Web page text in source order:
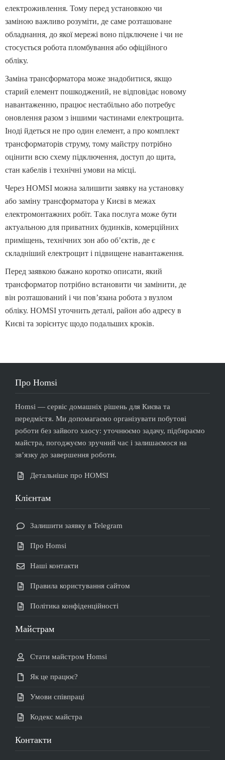
електроживлення. Тому перед установкою чи
заміною важливо розуміти, де саме розташоване
обладнання, до якої мережі воно підключене і чи не
стосується робота пломбування або офіційного
обліку.
Заміна трансформатора може знадобитися, якщо
старий елемент пошкоджений, не відповідає новому
навантаженню, працює нестабільно або потребує
оновлення разом з іншими частинами електрощита.
Іноді йдеться не про один елемент, а про комплект
трансформаторів струму, тому майстру потрібно
оцінити всю схему підключення, доступ до щита,
стан кабелів і технічні умови на місці.
Через HOMSI можна залишити заявку на установку
або заміну трансформатора у Києві в межах
електромонтажних робіт. Така послуга може бути
актуальною для приватних будинків, комерційних
приміщень, технічних зон або об’єктів, де є
складніший електрощит і підвищене навантаження.
Перед заявкою бажано коротко описати, який
трансформатор потрібно встановити чи замінити, де
він розташований і чи пов’язана робота з вузлом
обліку. HOMSI уточнить деталі, район або адресу в
Києві та зорієнтує щодо подальших кроків.
Про Homsi
Homsi — сервіс домашніх рішень для Києва та
передмістя. Ми допомагаємо організувати побутові
роботи без зайвого хаосу: уточнюємо задачу, підбираємо
майстра, погоджуємо зручний час і залишаємося на
звʼязку до завершення роботи.
Детальніше про HOMSI
Клієнтам
Залишити заявку в Telegram
Про Homsi
Наші контакти
Правила користування сайтом
Політика конфіденційності
Майстрам
Стати майстром Homsi
Як це працює?
Умови співпраці
Кодекс майстра
Контакти